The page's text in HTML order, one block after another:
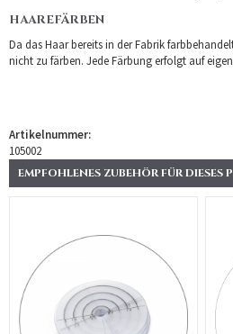
HAAREFÄRBEN
Da das Haar bereits in der Fabrik
nicht zu färben. Jede Färbung erfolgt auf
Artikelnummer:
105002
EMPFOHLENES ZUBEHÖR FÜR DIESES